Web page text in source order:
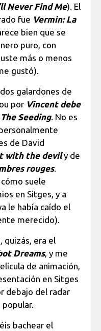
Never Find Me). El
fue Vermin: La
bien que se
puro, con
más o menos
gustó).
galardones de
por Vincent debe
The Seeding. No es
de David
with the devily de
rouges.
suele
en Sitges, y a
le había caído el
merecido).
quizás, era el
Dreams, y me
de animación,
en Sitges
debajo del radar
bachear el